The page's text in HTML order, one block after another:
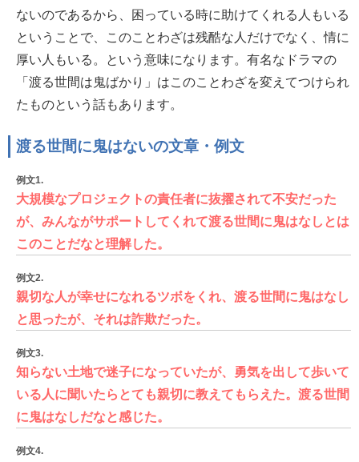
ないのであるから、困っている時に助けてくれる人もいる
ということで、このことわざは残酷な人だけでなく、情に
厚い人もいる。という意味になります。有名なドラマの
「渡る世間は鬼ばかり」はこのことわざを変えてつけられ
たものという話もあります。
渡る世間に鬼はないの文章・例文
例文1.
大規模なプロジェクトの責任者に抜擢されて不安だった
が、みんながサポートしてくれて渡る世間に鬼はなしとは
このことだなと理解した。
例文2.
親切な人が幸せになれるツボをくれ、渡る世間に鬼はなし
と思ったが、それは詐欺だった。
例文3.
知らない土地で迷子になっていたが、勇気を出して歩いて
いる人に聞いたらとても親切に教えてもらえた。渡る世間
に鬼はなしだなと感じた。
例文4.